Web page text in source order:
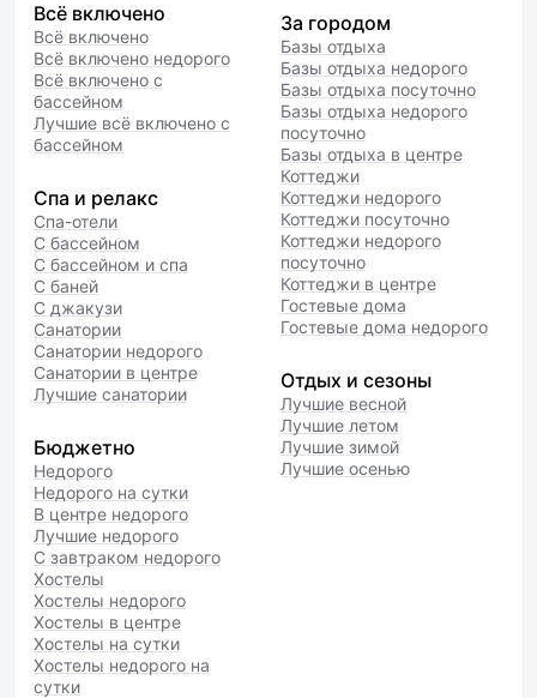
Всё включено
Всё включено
Всё включено недорого
Всё включено с
бассейном
Лучшие всё включено с
бассейном
Спа и релакс
Спа-отели
С бассейном
С бассейном и спа
С баней
С джакузи
Санатории
Санатории недорого
Санатории в центре
Лучшие санатории
Бюджетно
Недорого
Недорого на сутки
В центре недорого
Лучшие недорого
С завтраком недорого
Хостелы
Хостелы недорого
Хостелы в центре
Хостелы на сутки
Хостелы недорого на
сутки
За городом
Базы отдыха
Базы отдыха недорого
Базы отдыха посуточно
Базы отдыха недорого
посуточно
Базы отдыха в центре
Коттеджи
Коттеджи недорого
Коттеджи посуточно
Коттеджи недорого
посуточно
Коттеджи в центре
Гостевые дома
Гостевые дома недорого
Отдых и сезоны
Лучшие весной
Лучшие летом
Лучшие зимой
Лучшие осенью